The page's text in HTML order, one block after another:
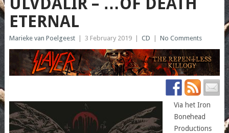
ETERNAL
Marieke van Poelgeest 3 February 2019 CD No Comments
Via het Iron
Bonehead
Productions